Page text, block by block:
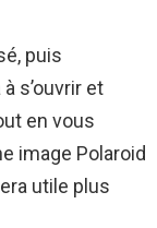
puis
s’ouvrir et
en vous
image Polaroid
utile plus